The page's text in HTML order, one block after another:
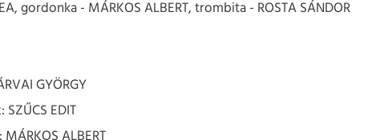
gordonka - MÁRKOS ALBERT, trombita - ROSTA SÁNDOR
GYÖRGY
SZŰCS EDIT